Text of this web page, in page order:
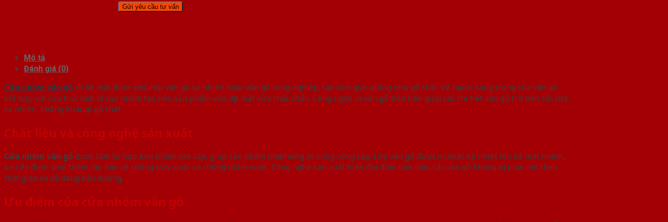
Mô tả
Đánh giá (0)
Cửa nhôm vân gỗcó bề mặt được phủ lớp vân gỗ tự nhiên hoặc vân gỗ công nghiệp, tạo cảm giác giống như gỗ thật. Vẻ ngoài sang trọng của vân gỗ
kết hợp với cấu trúc bền bỉ của nhôm tạo nên sản phẩm vừa đẹp mắt vừa chắc chắn. Công nghệ in vân gỗ tiên tiến giúp các chi tiết vân gỗ trở nên sắc nét,
tự nhiên, không khác gì gỗ thật.
Chất liệu và công nghệ sản xuất
Cửa nhôm vân gỗ được làm từ hợp kim nhôm cao cấp, giúp sản phẩm nhẹ nhưng vô cùng cứng cáp. Lớp vân gỗ được in hoặc ép nhiệt lên bề mặt nhôm,
sau đó được phủ thêm lớp bảo vệ chống trầy xước và chống thấm nước. Công nghệ sản xuất hiện đại đảm bảo màu sắc vân gỗ không bị phai mờ theo
thời gian và dễ dàng bảo dưỡng.
Ưu điểm của cửa nhôm vân gỗ